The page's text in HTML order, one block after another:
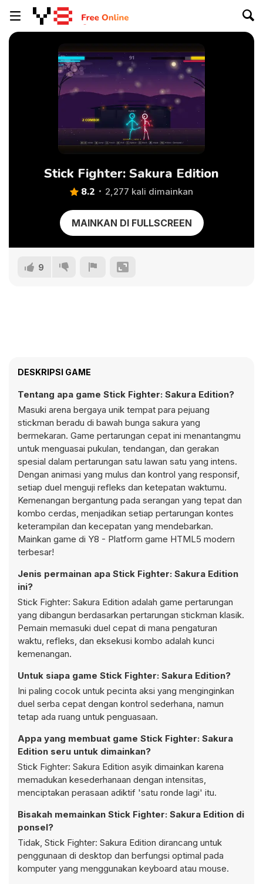
Stick Fighter: Sakura Edition
8.2 2,277 kali dimainkan
MAINKAN DI FULLSCREEN
9
DESKRIPSI GAME
Tentang apa game Stick Fighter: Sakura Edition?
Masuki arena bergaya unik tempat para pejuang
stickman beradu di bawah bunga sakura yang
bermekaran. Game pertarungan cepat ini menantangmu
untuk menguasai pukulan, tendangan, dan gerakan
spesial dalam pertarungan satu lawan satu yang intens.
Dengan animasi yang mulus dan kontrol yang responsif,
setiap duel menguji refleks dan ketepatan waktumu.
Kemenangan bergantung pada serangan yang tepat dan
kombo cerdas, menjadikan setiap pertarungan kontes
keterampilan dan kecepatan yang mendebarkan.
Mainkan game di Y8 - Platform game HTML5 modern
terbesar!
Jenis permainan apa Stick Fighter: Sakura Edition
ini?
Stick Fighter: Sakura Edition adalah game pertarungan
yang dibangun berdasarkan pertarungan stickman klasik.
Pemain memasuki duel cepat di mana pengaturan
waktu, refleks, dan eksekusi kombo adalah kunci
kemenangan.
Untuk siapa game Stick Fighter: Sakura Edition?
Ini paling cocok untuk pecinta aksi yang menginginkan
duel serba cepat dengan kontrol sederhana, namun
tetap ada ruang untuk penguasaan.
Appa yang membuat game Stick Fighter: Sakura
Edition seru untuk dimainkan?
Stick Fighter: Sakura Edition asyik dimainkan karena
memadukan kesederhanaan dengan intensitas,
menciptakan perasaan adiktif 'satu ronde lagi' itu.
Bisakah memainkan Stick Fighter: Sakura Edition di
ponsel?
Tidak, Stick Fighter: Sakura Edition dirancang untuk
penggunaan di desktop dan berfungsi optimal pada
komputer yang menggunakan keyboard atau mouse.